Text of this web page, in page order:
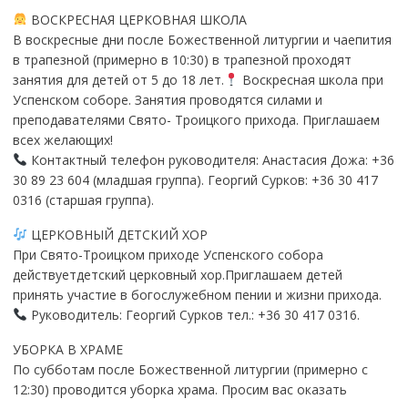
ВОСКРЕСНАЯ ЦЕРКОВНАЯ ШКОЛА
В воскресные дни после Божественной литургии и чаепития
в трапезной (примерно в 10:30) в трапезной проходят
занятия для детей от 5 до 18 лет.
Воскресная школа при
Успенском соборе. Занятия проводятся силами и
преподавателями Свято- Троицкого прихода. Приглашаем
всех желающих!
Контактный телефон руководителя: Анастасия Дожа: +36
30 89 23 604 (младшая группа). Георгий Сурков: +36 30 417
0316 (старшая группа).
ЦЕРКОВНЫЙ ДЕТСКИЙ ХОР
При Свято-Троицком приходе Успенского собора
действуетдетский церковный хор.Приглашаем детей
принять участие в богослужебном пении и жизни прихода.
Руководитель: Георгий Сурков тел.: +36 30 417 0316.
УБОРКА В ХРАМЕ
По субботам после Божественной литургии (примерно с
12:30) проводится уборка храма. Просим вас оказать